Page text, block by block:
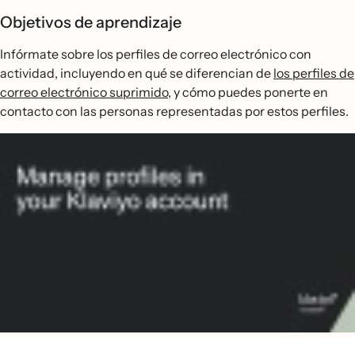
Objetivos de aprendizaje
Infórmate sobre los perfiles de correo electrónico con
actividad, incluyendo en qué se diferencian de los perfiles de
correo electrónico suprimido, y cómo puedes ponerte en
contacto con las personas representadas por estos perfiles.